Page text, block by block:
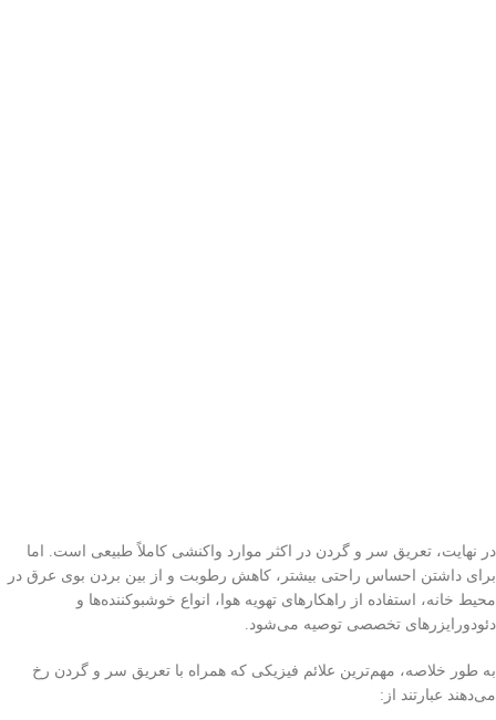
در نهایت، تعریق سر و گردن در اکثر موارد واکنشی کاملاً طبیعی است. اما
برای داشتن احساس راحتی بیشتر، کاهش رطوبت و از بین بردن بوی عرق در
محیط خانه، استفاده از راهکارهای تهویه هوا، انواع خوشبوکننده‌ها و
دئودورایزرهای تخصصی توصیه می‌شود.
به طور خلاصه، مهم‌ترین علائم فیزیکی که همراه با تعریق سر و گردن رخ
می‌دهند عبارتند از: